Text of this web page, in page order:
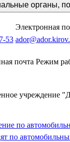
органы,
Электронная
53
почта Режим
по
по